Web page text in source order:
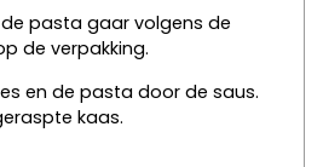
pasta gaar volgens de
de verpakking.
en de pasta door de saus.
kaas.